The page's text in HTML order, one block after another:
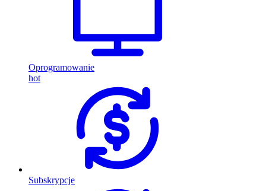
Oprogramowanie
hot
Subskrypcje